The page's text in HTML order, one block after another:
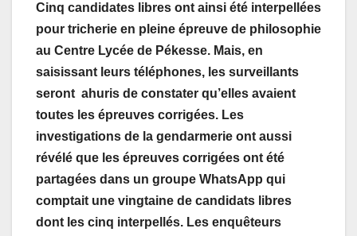
Cinq candidates libres ont ainsi été interpellées
pour tricherie en pleine épreuve de philosophie
au Centre Lycée de Pékesse. Mais, en
saisissant leurs téléphones, les surveillants
seront ahuris de constater qu’elles avaient
toutes les épreuves corrigées. Les
investigations de la gendarmerie ont aussi
révélé que les épreuves corrigées ont été
partagées dans un groupe WhatsApp qui
comptait une vingtaine de candidats libres
dont les cinq interpellés. Les enquêteurs